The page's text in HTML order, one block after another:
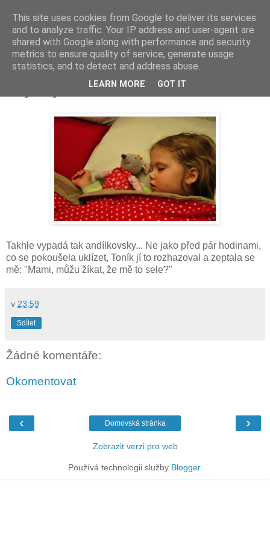
Moje Myšička...
Takhle vypadá tak andílkovsky... Ne jako před pár hodinami,
co se pokoušela uklízet, Toník jí to rozhazoval a zeptala se
mě: "Mami, můžu žíkat, že mě to sele?"
v 23:59
Sdílet
Žádné komentáře:
Okomentovat
‹ ›
Domovská stránka
Zobrazit verzi pro web
Používá technologii služby Blogger.
This site uses cookies from Google to deliver its services
and to analyze traffic. Your IP address and user-agent are
shared with Google along with performance and security
metrics to ensure quality of service, generate usage
statistics, and to detect and address abuse.
LEARN MORE GOT IT